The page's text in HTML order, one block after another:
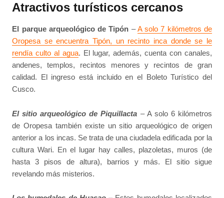
Atractivos turísticos cercanos
El parque arqueológico de Tipón –A solo 7 kilómetros de
Oropesa se encuentra Tipón, un recinto inca donde se le
rendía culto al agua. El lugar, además, cuenta con canales,
andenes, templos, recintos menores y recintos de gran
calidad. El ingreso está incluido en el Boleto Turístico del
Cusco.
El sitio arqueológico de Piquillacta – A solo 6 kilómetros
de Oropesa también existe un sitio arqueológico de origen
anterior a los incas. Se trata de una ciudadela edificada por la
cultura Wari. En el lugar hay calles, plazoletas, muros (de
hasta 3 pisos de altura), barrios y más. El sitio sigue
revelando más misterios.